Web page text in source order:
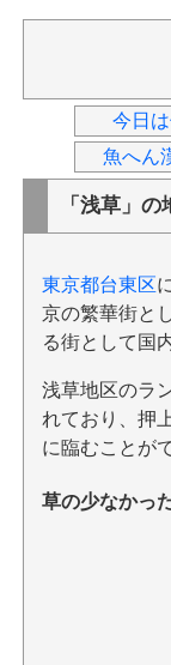
今日
魚へん
「浅草」
東京都台東区
京の繁華街と
る街として国
浅草地区のラ
れており、押
に臨むことが
草の少なかっ